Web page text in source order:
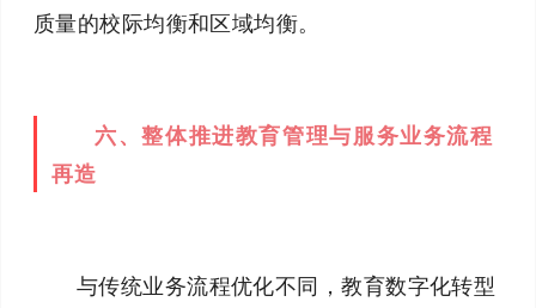
质量的校际均衡和区域均衡。
六、整体推进教育管理与服务业务流程
再造
与传统业务流程优化不同，教育数字化转型